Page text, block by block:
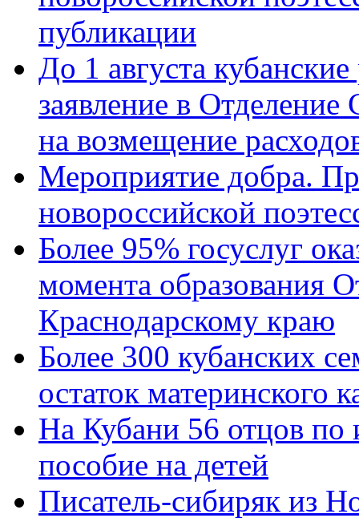
публикации
До 1 августа
заявление в
на возмещение
Мероприятие добра.
новороссийской
Более 95% госуслуг
момента образования
Краснодарскому краю
Более 300 кубанских
остаток материнского
На Кубани 56 отцов по
пособие на детей
Писатель-сибиряк из